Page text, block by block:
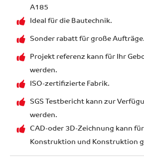
A185
Ideal für die Bautechnik.
Sonder rabatt für große Aufträge.
Projekt referenz kann für Ihr
werden.
ISO-zertifizierte Fabrik.
SGS Testbericht kann zur
werden.
CAD-oder 3D-Zeichnung kann
Konstruktion und Konstruktion